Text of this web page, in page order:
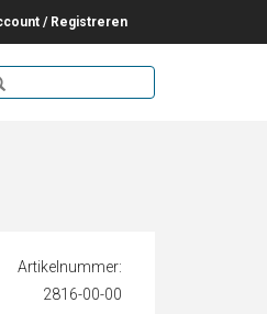
/ Registreren
Artikelnummer:
2816-00-00